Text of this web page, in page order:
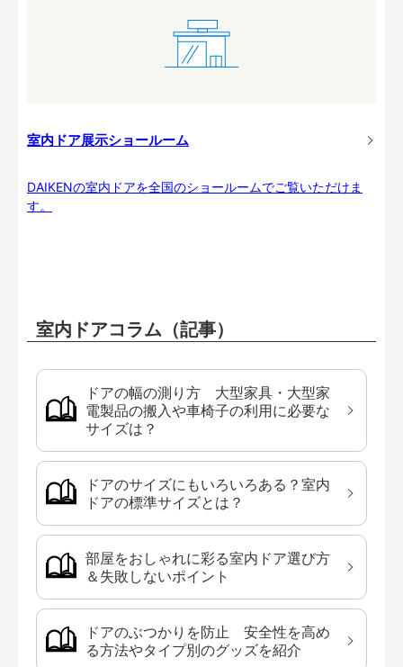
室内ドア展示ショールーム
DAIKENの室内ドアを全国のショールームでご覧いただけま
す。
室内ドアコラム（記事）
ドアの幅の測り方 大型家具・大型家
電製品の搬入や車椅子の利用に必要な
サイズは？
ドアのサイズにもいろいろある？室内
ドアの標準サイズとは？
部屋をおしゃれに彩る室内ドア選び方
＆失敗しないポイント
ドアのぶつかりを防止 安全性を高め
る方法やタイプ別のグッズを紹介